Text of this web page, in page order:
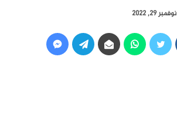
نوفمبر 29, 2022